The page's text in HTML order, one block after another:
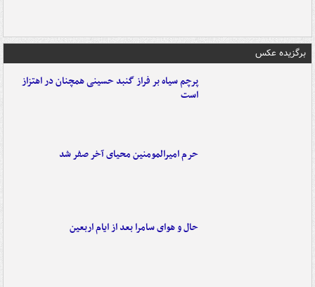
برگزیده عکس
پرچم سیاه بر فراز گنبد حسینی همچنان در اهتزاز
است
حرم امیرالمومنین محیای آخر صفر شد
حال و هوای سامرا بعد از ایام اربعین